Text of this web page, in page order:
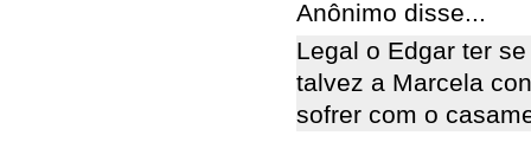
Anônimo disse...
Legal o Edgar ter
talvez a Marcela
sofrer com o